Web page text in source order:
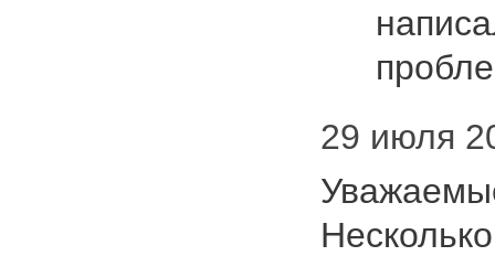
29 июля